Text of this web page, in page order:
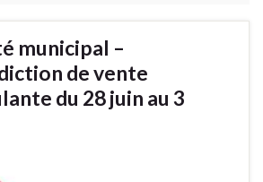
municipal –
de vente
du 28 juin au 3